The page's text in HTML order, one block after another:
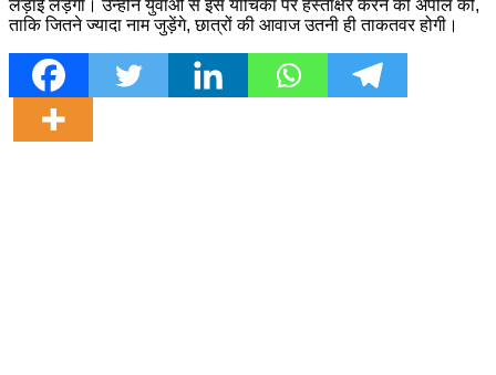
लड़ाई लड़ेगा। उन्होंने युवाओं से इस याचिका पर हस्ताक्षर करने की अपील की,
ताकि जितने ज्यादा नाम जुड़ेंगे, छात्रों की आवाज उतनी ही ताकतवर होगी।